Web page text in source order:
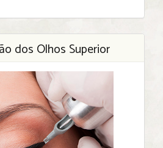
dos Olhos Superior